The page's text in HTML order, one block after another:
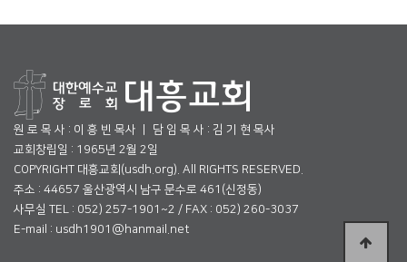
원 로 목 사 : 이 흥 빈 목사 ㅣ 담 임 목 사 : 김 기 현 목사
교회창립일 : 1965년 2월 2일
COPYRIGHT 대흥교회(usdh.org). All RIGHTS RESERVED.
주소 : 44657 울산광역시 남구 문수로 461(신정동)
사무실 TEL : 052) 257-1901~2 / FAX : 052) 260-3037
E-mail : usdh1901@hanmail.net